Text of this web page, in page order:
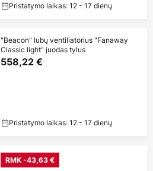
Pristatymo laikas: 12 - 17 dienų
"Beacon" lubų ventiliatorius "Fanaway
Classic light" juodas tylus
558,22 €
Pristatymo laikas: 12 - 17 dienų
RMK -43,63 €